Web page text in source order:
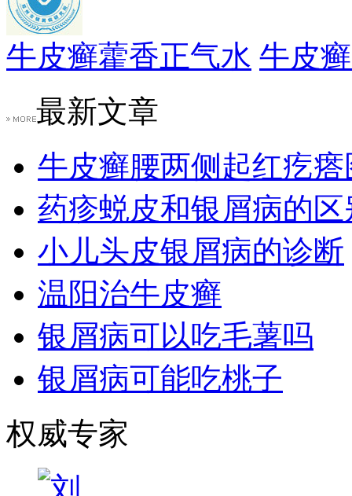
牛皮癣藿香正气水 牛皮
最新文章
牛皮癣腰两侧起红疙瘩
药疹蜕皮和银屑病的区
小儿头皮银屑病的诊断
温阳治牛皮癣
银屑病可以吃毛薯吗
银屑病可能吃桃子
权威专家